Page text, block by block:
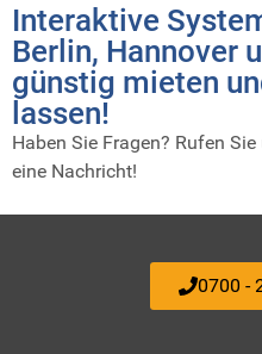
Interaktive
Berlin, Hannover
günstig mieten
lassen!
Haben Sie Fragen? Rufen
eine Nachricht!
0700 -